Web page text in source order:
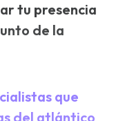
tu presencia
de la
que
del atlántico